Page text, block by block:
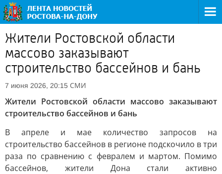
Жители Ростовской области
массово заказывают
строительство бассейнов и бань
7 июня 2026, 20:15 СМИ
Жители Ростовской области массово заказывают
строительство бассейнов и бань
В апреле и мае количество запросов на
строительство бассейнов в регионе подскочило в три
раза по сравнению с февралем и мартом. Помимо
бассейнов, жители Дона стали активно